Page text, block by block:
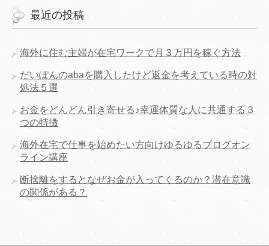
最近の投稿
海外に住む主婦が在宅ワークで月３万円を稼ぐ方法
だいぽんのabaを購入したけど返金を考えている時の対
処法５選
お金をどんどん引き寄せる♪幸運体質な人に共通する３
つの特徴
海外在宅で仕事を始めたい方向けゆるゆるブログオン
ライン講座
断捨離をするとなぜお金が入ってくるのか？潜在意識
の関係がある？